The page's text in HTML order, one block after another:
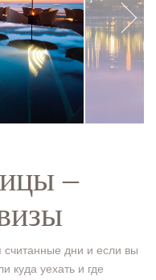
–
считанные дни и если вы
куда уехать и где